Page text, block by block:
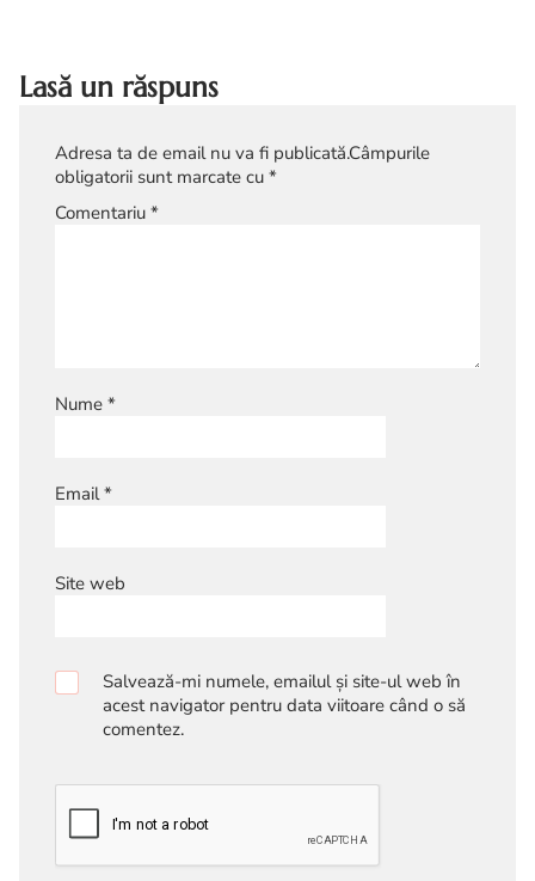
Lasă un răspuns
Adresa ta de email nu va fi publicată.Câmpurile
obligatorii sunt marcate cu *
Comentariu *
Nume *
Email*
Site web
Salvează-mi numele, emailul și site-ul web în
acest navigator pentru data viitoare când o să
comentez.